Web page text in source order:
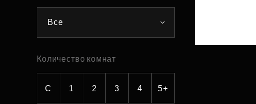
Все
Количество комнат
С 1 2 3 4 5+